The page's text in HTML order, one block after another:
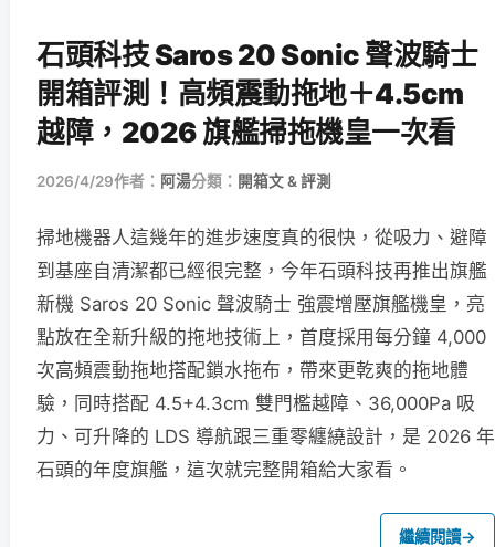
石頭科技 Saros 20 Sonic 聲波騎士
開箱評測！高頻震動拖地＋4.5cm
越障，2026 旗艦掃拖機皇一次看
2026/4/29作者： 阿湯分類： 開箱文 & 評測
掃地機器人這幾年的進步速度真的很快，從吸力、避障
到基座自清潔都已經很完整，今年石頭科技再推出旗艦
新機 Saros 20 Sonic 聲波騎士 強震增壓旗艦機皇，亮
點放在全新升級的拖地技術上，首度採用每分鐘 4,000
次高頻震動拖地搭配鎖水拖布，帶來更乾爽的拖地體
驗，同時搭配 4.5+4.3cm 雙門檻越障、36,000Pa 吸
力、可升降的 LDS 導航跟三重零纏繞設計，是 2026 年
石頭的年度旗艦，這次就完整開箱給大家看。
繼續閱讀→